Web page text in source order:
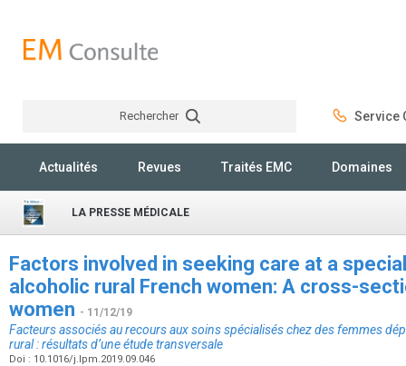
Rechercher Service
Actualités Revues Traités EMC Domaines
LA PRESSE MÉDICALE
Factors involved in seeking care at a
alcoholic rural French women: A cross-
women - 11/12/19
Facteurs associés au recours aux soins spécialisés chez des femmes
rural : résultats d’une étude transversale
Doi : 10.1016/j.lpm.2019.09.046